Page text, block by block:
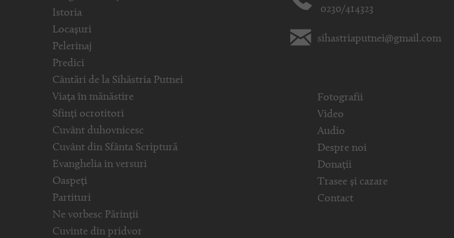
Istoria
Locașuri
Pelerinaj
Predici
Cântări de la Sihăstria Putnei
Viața în mănăstire
Sfinți ocrotitori
Cuvânt duhovnicesc
Cuvânt din Sfânta Scriptură
Evanghelia in versuri
Oaspeți
Partituri
Ne vorbesc Părinții
Cuvinte din pridvor
0230/414323
sihastriaputnei@gmail.com
Fotografii
Video
Audio
Despre noi
Donații
Trasee și cazare
Contact